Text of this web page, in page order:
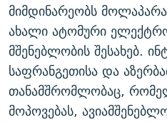
მიმდინარეობს
ახალი ატომური
მშენებლობის შესახებ.
საფრანგეთისა და
თანამშრომლობაც,
მოპოვებას,